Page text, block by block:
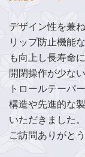
デザイン性を兼
リップ防止機能
も向上し長寿命
開閉操作が少な
トロールテーパ
構造や先進的な
いただきました。
ご訪問ありがと